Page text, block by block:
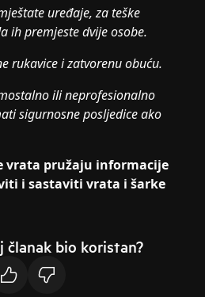
uređaje, za teške
ih premjeste dvije osobe.
rukavice i zatvorenu obuću.
ili neprofesionalno
sigurnosne posljedice ako
vrata pružaju informacije
i sastaviti vrata i šarke
članak bio koristan?